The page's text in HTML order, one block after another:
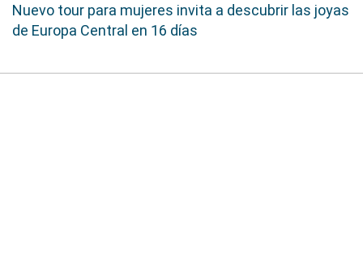
Nuevo tour para mujeres invita a descubrir las joyas
de Europa Central en 16 días